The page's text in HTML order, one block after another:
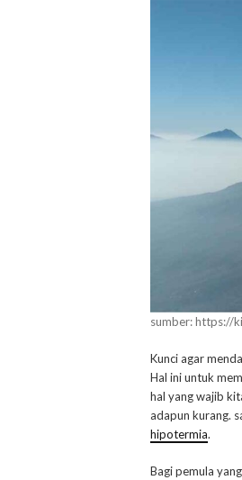
sumber: https://
Kunci agar
Hal ini untuk
hal yang wajib
adapun kurang.
hipotermia.
Bagi pemula